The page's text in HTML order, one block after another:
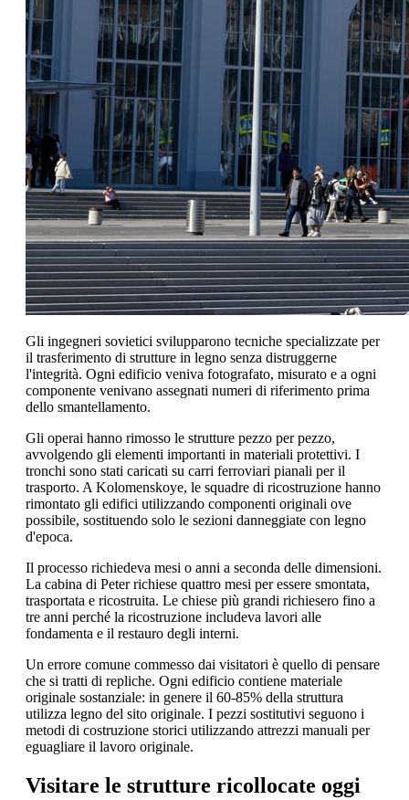
Gli ingegneri sovietici svilupparono tecniche specializzate per
il trasferimento di strutture in legno senza distruggerne
l'integrità. Ogni edificio veniva fotografato, misurato e a ogni
componente venivano assegnati numeri di riferimento prima
dello smantellamento.
Gli operai hanno rimosso le strutture pezzo per pezzo,
avvolgendo gli elementi importanti in materiali protettivi. I
tronchi sono stati caricati su carri ferroviari pianali per il
trasporto. A Kolomenskoye, le squadre di ricostruzione hanno
rimontato gli edifici utilizzando componenti originali ove
possibile, sostituendo solo le sezioni danneggiate con legno
d'epoca.
Il processo richiedeva mesi o anni a seconda delle dimensioni.
La cabina di Peter richiese quattro mesi per essere smontata,
trasportata e ricostruita. Le chiese più grandi richiesero fino a
tre anni perché la ricostruzione includeva lavori alle
fondamenta e il restauro degli interni.
Un errore comune commesso dai visitatori è quello di pensare
che si tratti di repliche. Ogni edificio contiene materiale
originale sostanziale: in genere il 60-85% della struttura
utilizza legno del sito originale. I pezzi sostitutivi seguono i
metodi di costruzione storici utilizzando attrezzi manuali per
eguagliare il lavoro originale.
Visitare le strutture ricollocate oggi